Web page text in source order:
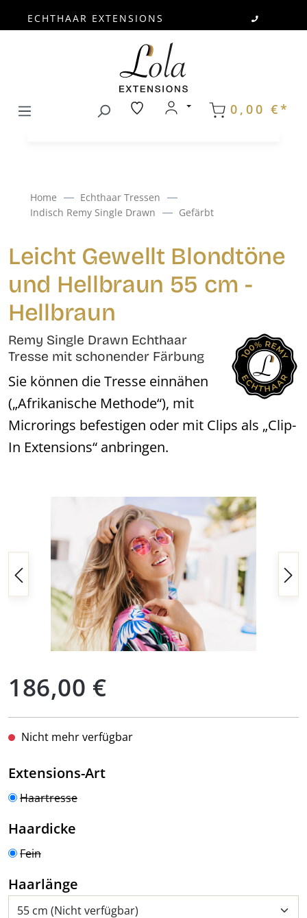
ECHTHAAR EXTENSIONS
0,00 €*
Home
Echthaar Tressen
Indisch Remy Single Drawn
Gefärbt
Leicht Gewellt Blondtöne
und Hellbraun 55 cm -
Hellbraun
Remy Single Drawn Echthaar
Tresse mit schonender Färbung
Sie können die Tresse einnähen
(„Afrikanische Methode“), mit
Microrings befestigen oder mit Clips als „Clip-
In Extensions“ anbringen.
Bildergalerie überspringen
186,00 €
Nicht mehr verfügbar
Extensions-Artauswählen
Haartresse
Haardicke
Fein
Haarlänge